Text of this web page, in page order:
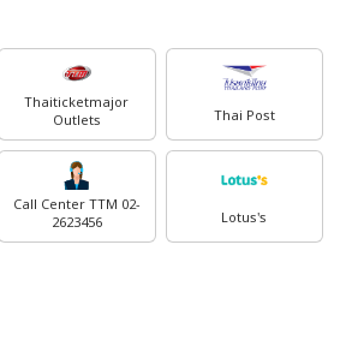
Thaiticketmajor
Outlets
Thai Post
Call Center TTM 02-
2623456
Lotus's